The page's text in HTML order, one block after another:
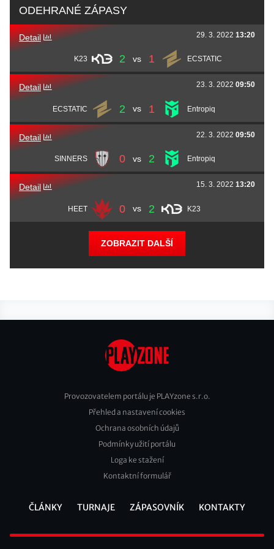
AurélienafroDrapier
Sebastian beastikDaňo
Davidforsyy
Georgi SHiPZGrigorov
Kamenbubble
dream3rGanev
ODEHRANÉ ZÁPASY
Detail
K23 2 vs 1 ECSTATIC
29. 3. 2022 13:20
Detail
ECSTATIC 2 vs 1 Entropiq
23. 3. 2022 09:50
Detail
SINNERS 0 vs 2 Entropiq
22. 3. 2022 09:50
Detail
HEET 0 vs 2 K23
15. 3. 2022 13:20
ZOBRAZIT DALŠÍ
Footer
Provozovatelem portálu je PLAYzone s.r.o.
Přehled a nastavení cookies
Ochrana osobních údajů
Podmínky užití portálu
Loga ke stažení
Kontaktní formulář
ČLÁNKY TURNAJE ZÁPASOVNÍK KONTAKTY